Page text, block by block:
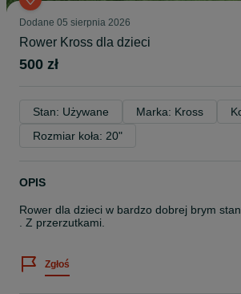
Dodane 05 sierpnia 2026
Rower Kross dla dzieci
500 zł
Stan: Używane Marka: Kross
Rozmiar koła: 20"
OPIS
Rower dla dzieci w bardzo dobrej brym
. Z przerzutkami.
Zgłoś